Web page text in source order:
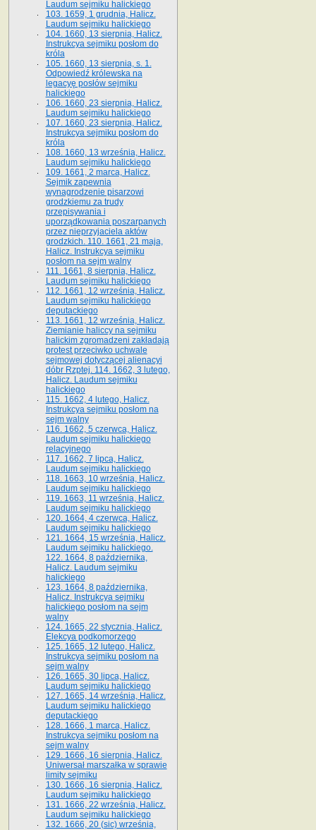
Laudum sejmiku halickiego
103. 1659, 1 grudnia, Halicz.
Laudum sejmiku halickiego
104. 1660, 13 sierpnia, Halicz.
Instrukcya sejmiku posłom do
króla
105. 1660, 13 sierpnia, s. 1.
Odpowiedź królewska na
legacyę posłów sejmiku
halickiego
106. 1660, 23 sierpnia, Halicz.
Laudum sejmiku halickiego
107. 1660, 23 sierpnia, Halicz.
Instrukcya sejmiku posłom do
króla
108. 1660, 13 września, Halicz.
Laudum sejmiku halickiego
109. 1661, 2 marca, Halicz.
Sejmik zapewnia
wynagrodzenie pisarzowi
grodzkiemu za trudy
przepisywania i
uporządkowania poszarpanych
przez nieprzyjaciela aktów
grodzkich. 110. 1661, 21 maja,
Halicz. Instrukcya sejmiku
posłom na sejm walny
111. 1661, 8 sierpnia, Halicz.
Laudum sejmiku halickiego
112. 1661, 12 września, Halicz.
Laudum sejmiku halickiego
deputackiego
113. 1661, 12 września, Halicz.
Ziemianie haliccy na sejmiku
halickim zgromadzeni zakładają
protest przeciwko uchwale
sejmowej dotyczącej alienacyi
dóbr Rzptej. 114. 1662, 3 lutego,
Halicz. Laudum sejmiku
halickiego
115. 1662, 4 lutego, Halicz.
Instrukcya sejmiku posłom na
sejm walny
116. 1662, 5 czerwca, Halicz.
Laudum sejmiku halickiego
relacyjnego
117. 1662, 7 lipca, Halicz.
Laudum sejmiku halickiego
118. 1663, 10 września, Halicz.
Laudum sejmiku halickiego
119. 1663, 11 września, Halicz.
Laudum sejmiku halickiego
120. 1664, 4 czerwca, Halicz.
Laudum sejmiku halickiego
121. 1664, 15 września, Halicz.
Laudum sejmiku halickiego.
122. 1664, 8 października,
Halicz. Laudum sejmiku
halickiego
123. 1664, 8 października,
Halicz. Instrukcya sejmiku
halickiego posłom na sejm
walny
124. 1665, 22 stycznia, Halicz.
Elekcya podkomorzego
125. 1665, 12 lutego, Halicz.
Instrukcya sejmiku posłom na
sejm walny
126. 1665, 30 lipca, Halicz.
Laudum sejmiku halickiego
127. 1665, 14 września, Halicz.
Laudum sejmiku halickiego
deputackiego
128. 1666, 1 marca, Halicz.
Instrukcya sejmiku posłom na
sejm walny
129. 1666, 16 sierpnia, Halicz.
Uniwersał marszałka w sprawie
limity sejmiku
130. 1666, 16 sierpnia, Halicz.
Laudum sejmiku halickiego
131. 1666, 22 września, Halicz.
Laudum sejmiku halickiego
132. 1666, 20 (sic) września,